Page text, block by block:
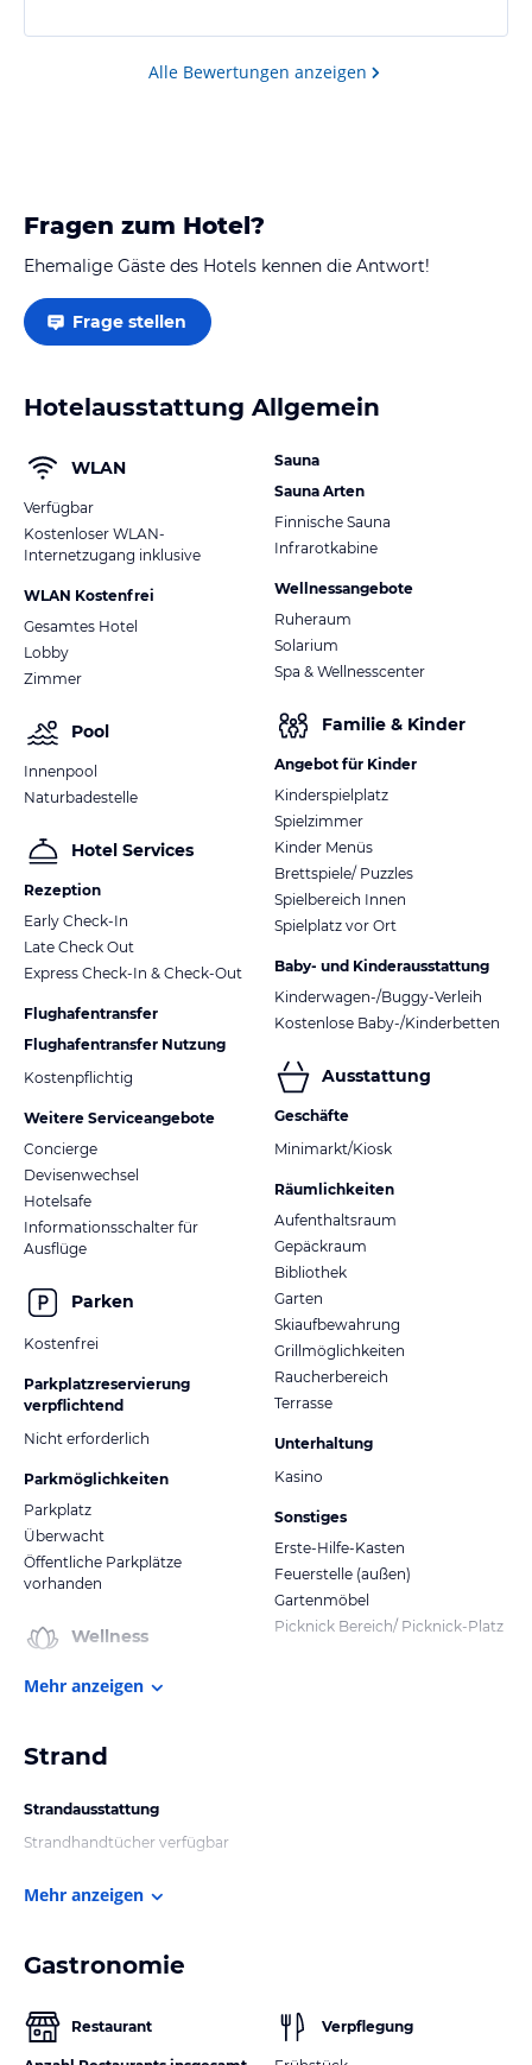
Alle Bewertungen anzeigen
Fragen zum Hotel?
Ehemalige Gäste des Hotels kennen die Antwort!
Frage stellen
Hotelausstattung Allgemein
WLAN
Verfügbar
Kostenloser WLAN-
Internetzugang inklusive
WLAN Kostenfrei
Gesamtes Hotel
Lobby
Zimmer
Pool
Innenpool
Naturbadestelle
Hotel Services
Rezeption
Early Check-In
Late Check Out
Express Check-In & Check-Out
Flughafentransfer
Flughafentransfer Nutzung
Kostenpflichtig
Weitere Serviceangebote
Concierge
Devisenwechsel
Hotelsafe
Informationsschalter für
Ausflüge
Parken
Kostenfrei
Parkplatzreservierung
verpflichtend
Nicht erforderlich
Parkmöglichkeiten
Parkplatz
Überwacht
Öffentliche Parkplätze
vorhanden
Wellness
Sauna
Sauna Arten
Finnische Sauna
Infrarotkabine
Wellnessangebote
Ruheraum
Solarium
Spa & Wellnesscenter
Familie & Kinder
Angebot für Kinder
Kinderspielplatz
Spielzimmer
Kinder Menüs
Brettspiele/ Puzzles
Spielbereich Innen
Spielplatz vor Ort
Baby- und Kinderausstattung
Kinderwagen-/Buggy-Verleih
Kostenlose Baby-/Kinderbetten
Ausstattung
Geschäfte
Minimarkt/Kiosk
Räumlichkeiten
Aufenthaltsraum
Gepäckraum
Bibliothek
Garten
Skiaufbewahrung
Grillmöglichkeiten
Raucherbereich
Terrasse
Unterhaltung
Kasino
Sonstiges
Erste-Hilfe-Kasten
Feuerstelle (außen)
Gartenmöbel
Picknick Bereich/ Picknick-Platz
Mehr anzeigen
Strand
Strandausstattung
Strandhandtücher verfügbar
Mehr anzeigen
Gastronomie
Restaurant Verpflegung